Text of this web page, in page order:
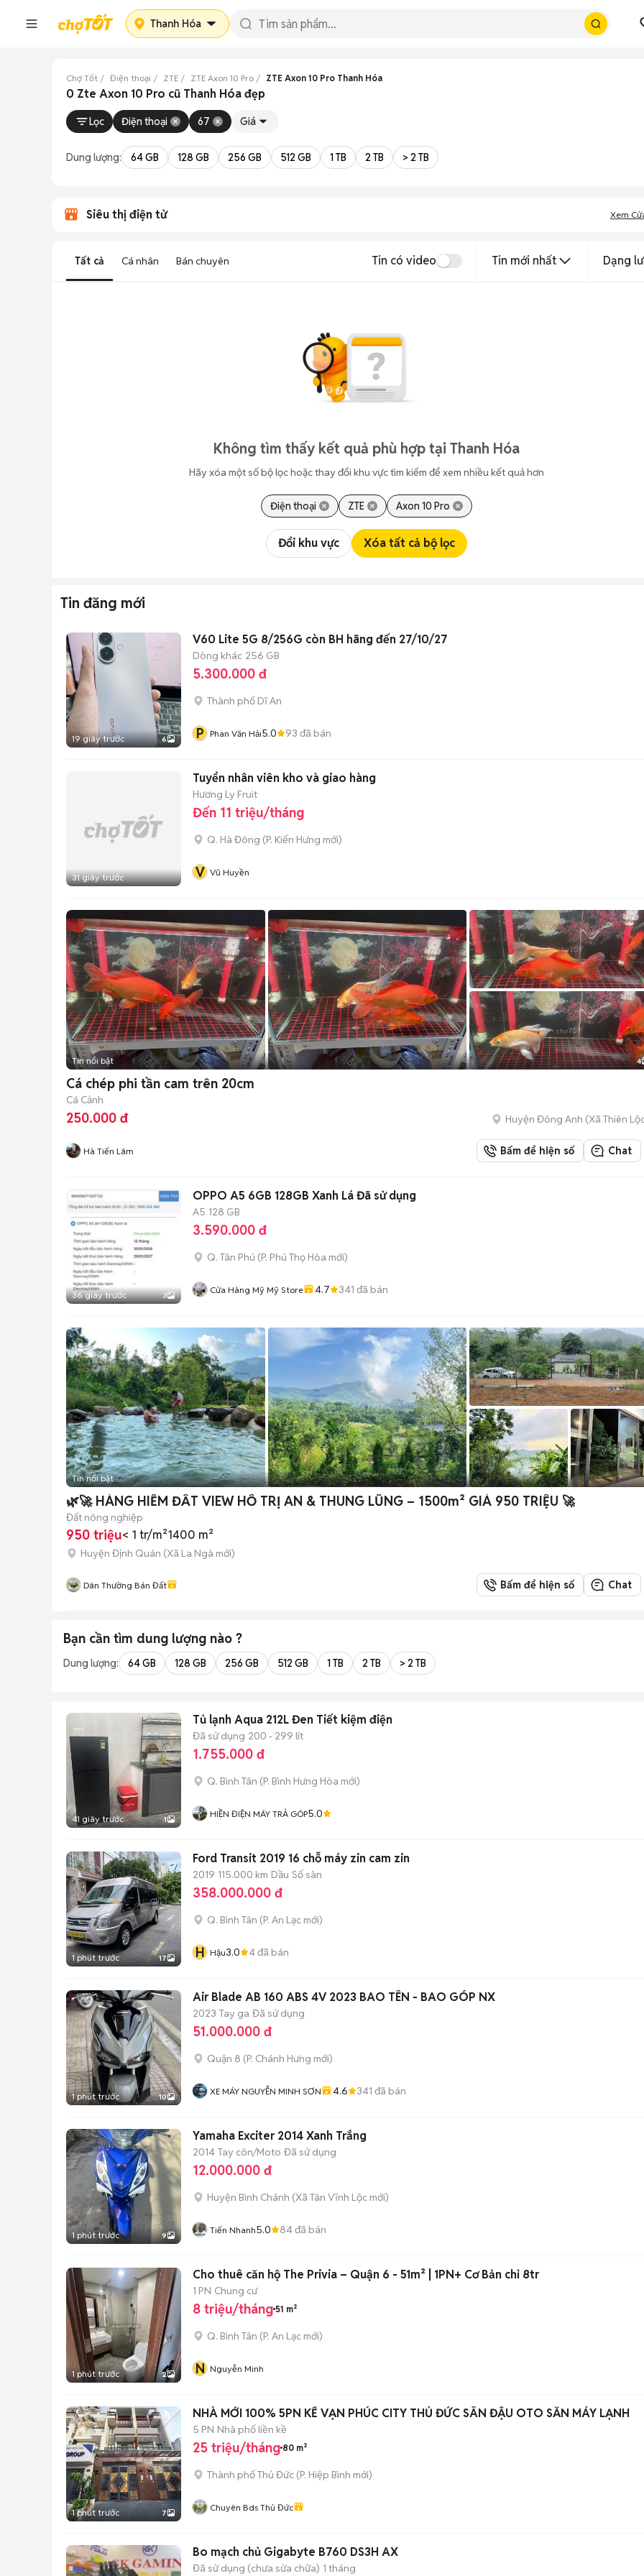
Thanh Hóa
Chợ Tốt Điện thoại ZTE ZTE Axon 10 Pro ZTE Axon 10 Pro Thanh Hóa
0 Zte Axon 10 Pro cũ Thanh Hóa đẹp
Lọc Điện thoại 67 Giá
Dung lượng: 64 GB 128 GB 256 GB 512 GB 1 TB 2 TB > 2 TB
Siêu thị điện tử Xem
Tất cả Cá nhân Bán chuyên Tin có video Tin mới nhất Dạng
Không tìm thấy kết quả phù hợp tại Thanh Hóa
Hãy xóa một số bộ lọc hoặc thay đổi khu vực tìm kiếm để xem nhiều kết quả hơn
Điện thoại ZTE Axon 10 Pro
Đổi khu vực Xóa tất cả bộ lọc
Tin đăng mới
19 giây trước 6
V60 Lite 5G 8/256G còn BH hãng đến 27/10/27
Dòng khác 256 GB
5.300.000 đ
Thành phố Dĩ An
P Phan Văn Hải5.0 93 đã bán
31 giây trước
Tuyển nhân viên kho và giao hàng
Hương Ly Fruit
Đến 11 triệu/tháng
Q. Hà Đông (P. Kiến Hưng mới)
V Vũ Huyền
Tin nổi bật 4
Cá chép phi tần cam trên 20cm
Cá Cảnh
250.000 đ Huyện Đông Anh (Xã Thiên
Hà Tiến Lâm Bấm để hiện số Chat
36 giây trước 3
OPPO A5 6GB 128GB Xanh Lá Đã sử dụng
A5 128 GB
3.590.000 đ
Q. Tân Phú (P. Phú Thọ Hòa mới)
Cửa Hàng Mỹ Mỹ Store 4.7 341 đã bán
Tin nổi bật
🌿🚀 HÀNG HIẾM ĐẤT VIEW HỒ TRỊ AN & THUNG LŨNG – 1500m² GIÁ 950 TRIỆU 🚀
Đất nông nghiệp
950 triệu< 1 tr/m²1400 m²
Huyện Định Quán (Xã La Ngà mới)
Dân Thường Bán Đất Bấm để hiện số Chat
Bạn cần tìm dung lượng nào ?
Dung lượng: 64 GB 128 GB 256 GB 512 GB 1 TB 2 TB > 2 TB
41 giây trước 1
Tủ lạnh Aqua 212L Đen Tiết kiệm điện
Đã sử dụng 200 - 299 lít
1.755.000 đ
Q. Bình Tân (P. Bình Hưng Hòa mới)
HIỀN ĐIỆN MÁY TRẢ GÓP5.0
1 phút trước 17
Ford Transit 2019 16 chỗ máy zin cam zin
2019 115.000 km Dầu Số sàn
358.000.000 đ
Q. Bình Tân (P. An Lạc mới)
H Hậu3.0 4đã bán
1 phút trước 10
Air Blade AB 160 ABS 4V 2023 BAO TÊN - BAO GÓP NX
2023 Tay ga Đã sử dụng
51.000.000 đ
Quận 8 (P. Chánh Hưng mới)
XE MÁY NGUYỄN MINH SƠN 4.6 341 đã bán
1 phút trước 9
Yamaha Exciter 2014 Xanh Trắng
2014 Tay côn/Moto Đã sử dụng
12.000.000 đ
Huyện Bình Chánh (Xã Tân Vĩnh Lộc mới)
Tiến Nhanh5.0 84đã bán
1 phút trước 2
Cho thuê căn hộ The Privia – Quận 6 - 51m² | 1PN+ Cơ Bản chỉ 8tr
1 PN Chung cư
8 triệu/tháng 51 m²
Q. Bình Tân (P. An Lạc mới)
N Nguyễn Minh
1 phút trước 7
NHÀ MỚI 100% 5PN KẾ VẠN PHÚC CITY THỦ ĐỨC SÂN ĐẬU OTO SẴN MÁY LẠNH
5 PN Nhà phố liền kề
25 triệu/tháng 80 m²
Thành phố Thủ Đức (P. Hiệp Bình mới)
Chuyên Bds Thủ Đức
Bo mạch chủ Gigabyte B760 DS3H AX
Đã sử dụng (chưa sửa chữa) 1 tháng